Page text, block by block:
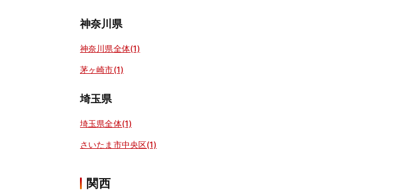
神奈川県
神奈川県全体(1)
茅ヶ崎市(1)
埼玉県
埼玉県全体(1)
さいたま市中央区(1)
関西